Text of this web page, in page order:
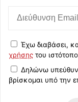
Έχω διαβάσει,
χρήσης του
Δηλώνω
βρίσκομαι υπό την